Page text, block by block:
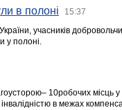
в полоні 15:37
учасників
у полоні.
10робочих місць
в межах